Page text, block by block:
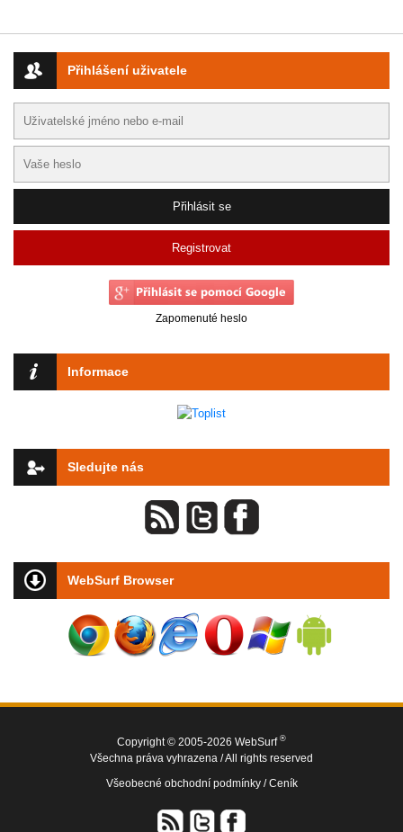
Přihlášení uživatele
Registrovat
Zapomenuté heslo
Informace
Sledujte nás
WebSurf Browser
Copyright © 2005-2026 WebSurf ®
Všechna práva vyhrazena / All rights reserved
Všeobecné obchodní podmínky /Ceník